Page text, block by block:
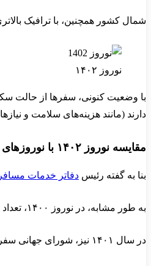
شمال کشور همچنین، با ترافیک
نوروز ۱۴۰۲
با وضعیت کنونی، سفرها از حالت
دارند (مانند هزینه‌های سلامت و
مقایسه نوروز ۱۴۰۲ با نوروزهای قبل
بنا به گفته رئیس دفاتر خدمات
به طور مشابه، در نوروز ۱۴۰۰، تعداد سفرهای نوروزی ۶۰ تا ۷۰ درصد کاهش یافته بود. یعنی در بازه کوتاه دو ساله، میزان گردش اقتصادی کشور در ایام نوروز بیشتر از ۱۰۰ درصد کم شده است و مردم تمایل بیشتری به حفظ دارایی خود و هزینه کردن آن در اموری غیر از سرگرمی داشته‌اند.
در سال ۱۴۰۱ نیز، شورای جهانی سفر و گردشگری گزارش داده بود که تعداد سفرهای تفریحی ایرانی‌ها به مقاصد خارج از کشور، کمتر از ۷ درصد بوده است. دلیل اصلی این آمار، انزوای کشورها در دوران محدودیت‌ها و افزایش شکاف شدید بین ارزش ارز سایر کشورها در مقابل ریال بوده است.